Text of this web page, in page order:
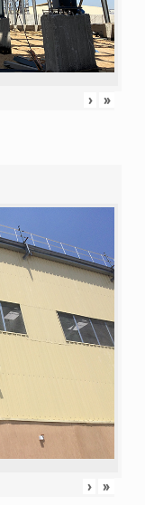
› »
› »